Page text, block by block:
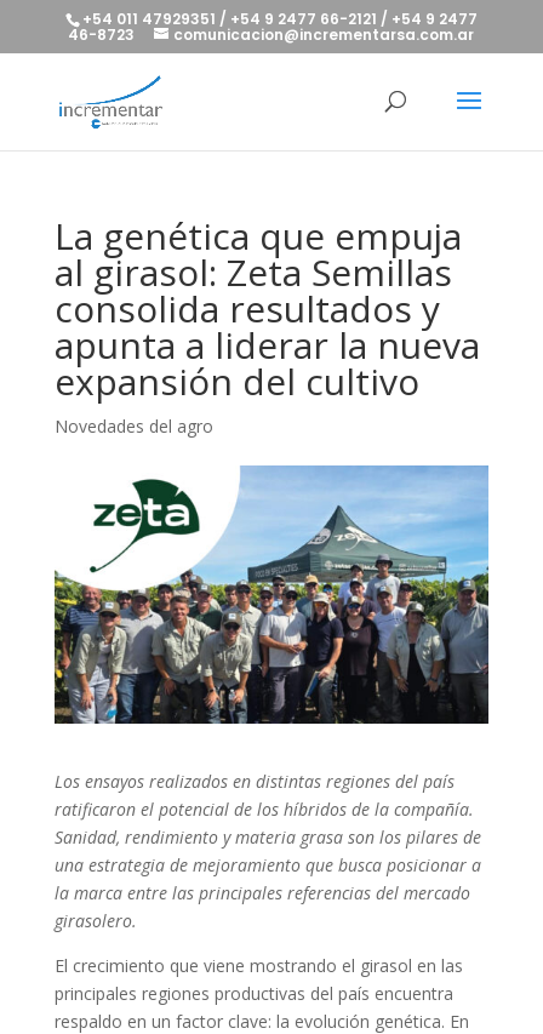
+54 011 47929351 / +54 9 2477 66-2121 / +54 9 2477
46-8723 comunicacion@incrementarsa.com.ar
La genética que empuja
al girasol: Zeta Semillas
consolida resultados y
apunta a liderar la nueva
expansión del cultivo
Novedades del agro
Los ensayos realizados en distintas regiones del país
ratificaron el potencial de los híbridos de la compañía.
Sanidad, rendimiento y materia grasa son los pilares de
una estrategia de mejoramiento que busca posicionar a
la marca entre las principales referencias del mercado
girasolero.
El crecimiento que viene mostrando el girasol en las
principales regiones productivas del país encuentra
respaldo en un factor clave: la evolución genética. En